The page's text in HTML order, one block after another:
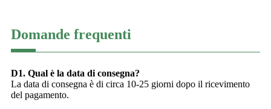
Domande frequenti
D1. Qual è la data di consegna?
La data di consegna è di circa 10-25 giorni dopo il ricevimento
del pagamento.